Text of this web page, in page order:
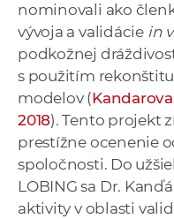
nominovali ako
vývoja a validácie in
podkožnej
s použitím
modelov (
2018). Tento projekt
prestížne ocenenie
spoločnosti. Do
LOBING sa Dr.
aktivity v oblasti